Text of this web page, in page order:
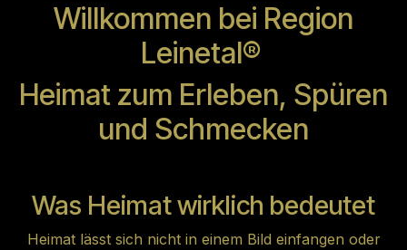
Willkommen bei Region
Leinetal®
Heimat zum Erleben, Spüren
und Schmecken
Was Heimat wirklich bedeutet
Heimat lässt sich nicht in einem Bild einfangen oder